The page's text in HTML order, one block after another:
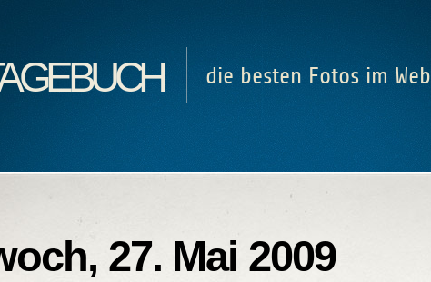
die besten Fotos im Web
27. Mai 2009